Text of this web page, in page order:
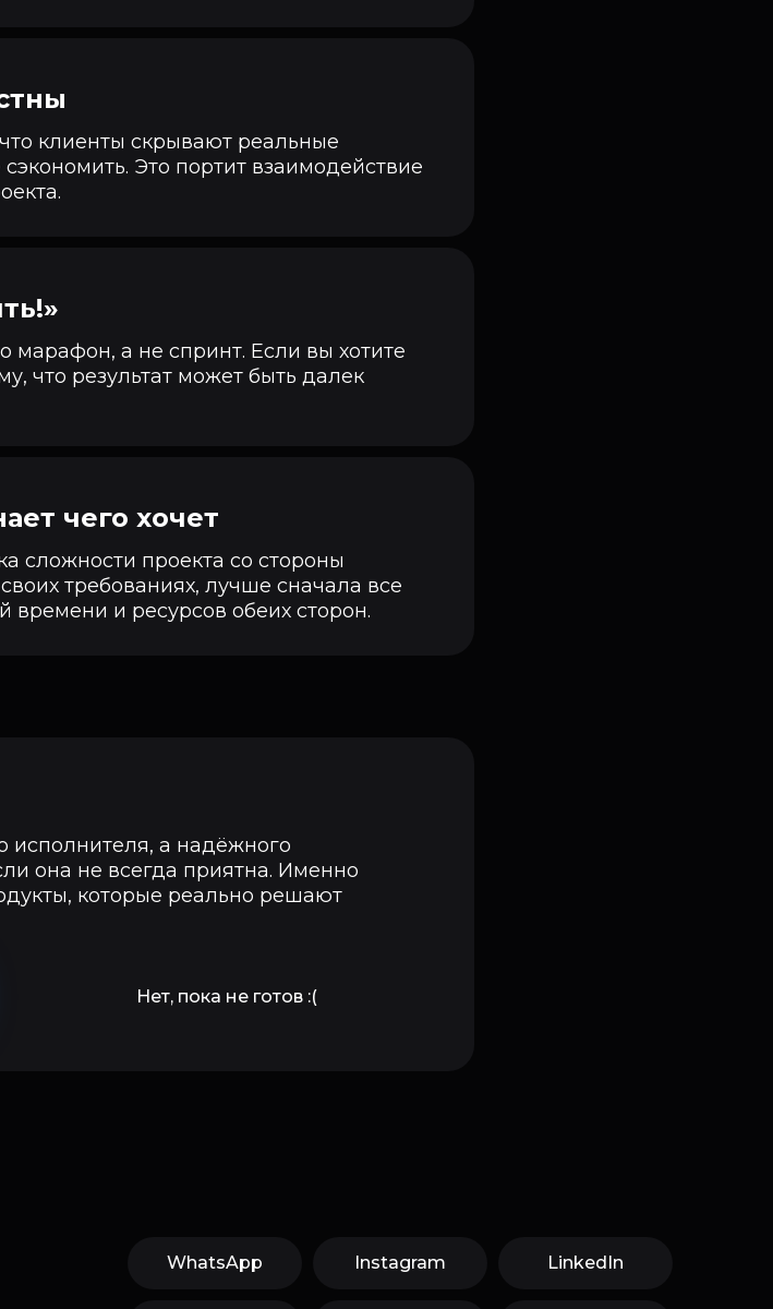
клиенты скрывают реальные
Это портит взаимодействие
а не спринт. Если вы хотите
что результат может быть далек
сложности проекта со стороны
требованиях, лучше сначала все
времени и ресурсов обеих сторон.
чего хочет
Нет, пока не готов :(
исполнителя, а надёжного
она не всегда приятна. Именно
которые реально решают
WhatsApp Instagram LinkedIn